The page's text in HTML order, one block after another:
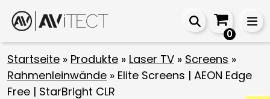
0
Startseite » Produkte » Laser TV » Screens »
Rahmenleinwände » Elite Screens | AEON Edge
Free | StarBright CLR